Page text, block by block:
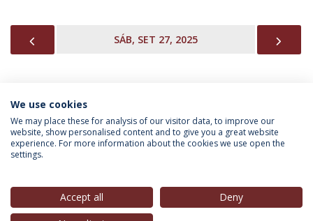
SÁB, SET 27, 2025
INFORMAÇÃO PARA
We use cookies
We may place these for analysis of our visitor data, to improve our
website, show personalised content and to give you a great website
experience. For more information about the cookies we use open the
settings.
Accept all
Deny